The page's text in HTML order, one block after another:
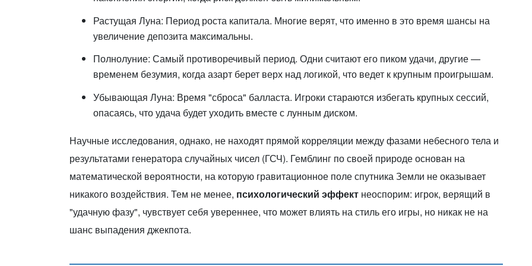
Растущая Луна: Период роста капитала. Многие верят, что именно в это время шансы на
увеличение депозита максимальны.
Полнолуние: Самый противоречивый период. Одни считают его пиком удачи, другие —
временем безумия, когда азарт берет верх над логикой, что ведет к крупным проигрышам.
Убывающая Луна: Время "сброса" балласта. Игроки стараются избегать крупных сессий,
опасаясь, что удача будет уходить вместе с лунным диском.
Научные исследования, однако, не находят прямой корреляции между фазами небесного тела и
результатами генератора случайных чисел (ГСЧ). Гемблинг по своей природе основан на
математической вероятности, на которую гравитационное поле спутника Земли не оказывает
никакого воздействия. Тем не менее, психологический эффект неоспорим: игрок, верящий в
"удачную фазу", чувствует себя увереннее, что может влиять на стиль его игры, но никак не на
шанс выпадения джекпота.